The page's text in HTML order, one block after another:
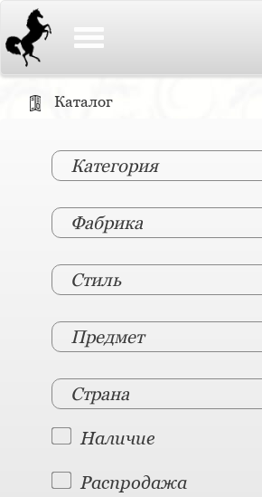
Каталог
Категория
Фабрика
Стиль
Предмет
Страна
Наличие
Распродажа